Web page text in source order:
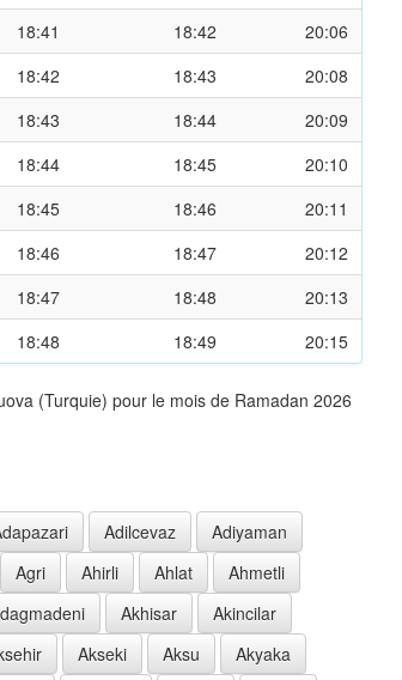
18:41 18:42
20:06
18:42 18:43
20:08
18:43 18:44
20:09
18:44 18:45
20:10
18:45 18:46
20:11
18:46 18:47
20:12
18:47 18:48
20:13
18:48 18:49 20:15
(Turquie) pour le mois de Ramadan 2026
Adilcevaz
Adiyaman
Agri Ahirli Ahlat
Ahmetli
Akhisar
Akincilar
Akseki Aksu
Akyaka